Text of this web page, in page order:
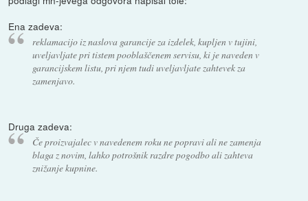
Ena zadeva:
reklamacijo iz naslova garancije za izdelek, kupljen v tujini,
uveljavljate pri tistem pooblaščenem servisu, ki je naveden v
garancijskem listu, pri njem tudi uveljavljate zahtevek za
zamenjavo.
Druga zadeva:
Če proizvajalec v navedenem roku ne popravi ali ne zamenja
blaga z novim, lahko potrošnik razdre pogodbo ali zahteva
znižanje kupnine.